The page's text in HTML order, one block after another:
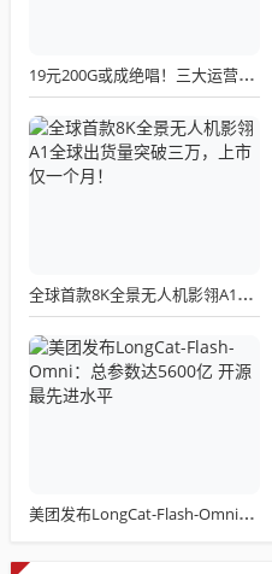
19元200G或成绝唱！三大运营商关停所有第三方渠道：被指变相涨价
全球首款8K全景无人机影翎A1全球出货量突破三万，上市仅一个月！
美团发布LongCat-Flash-Omni：总参数达5600亿 开源最先进水平